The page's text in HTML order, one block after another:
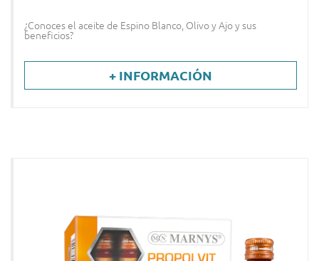
¿Conoces el aceite de Espino Blanco, Olivo y Ajo y sus
beneficios?
+ INFORMACIÓN